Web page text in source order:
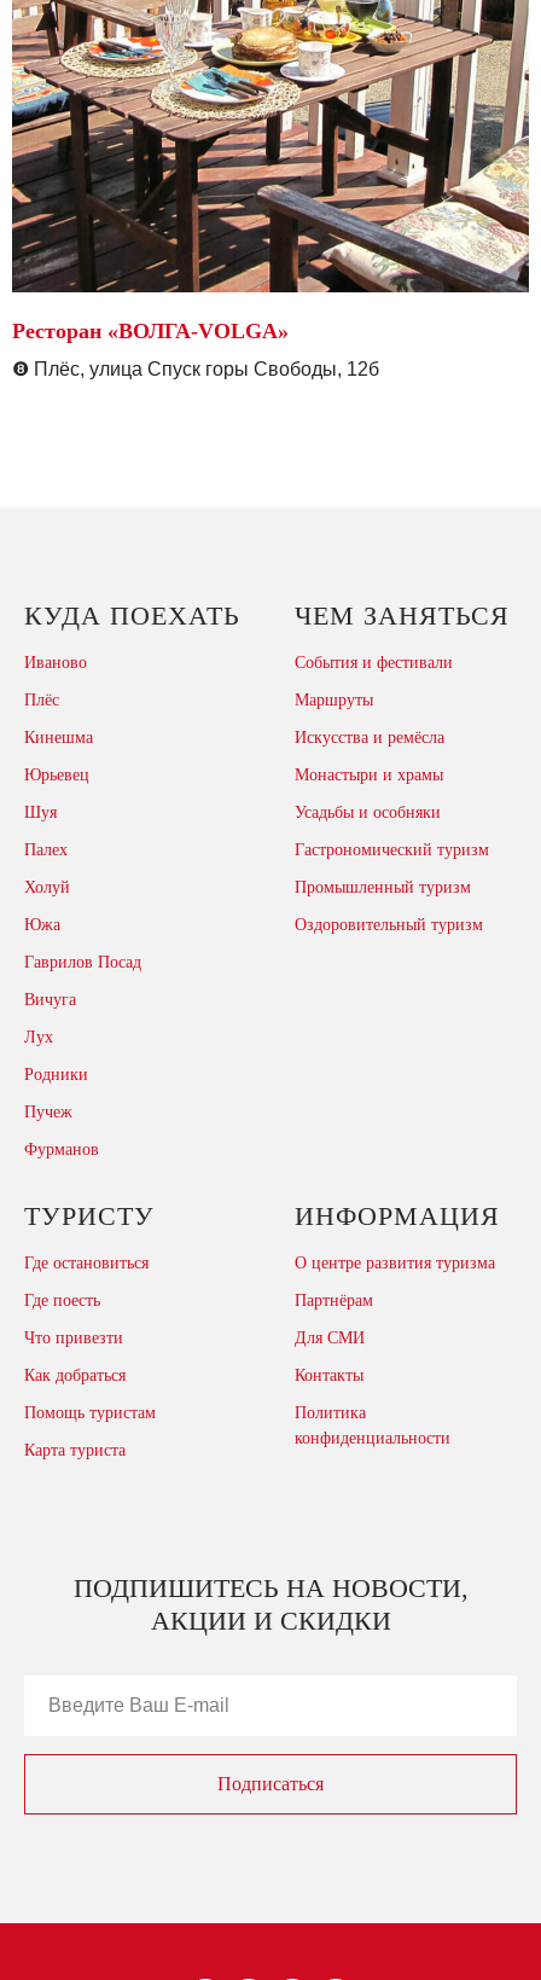
Ресторан «ВОЛГА-VOLGA»
❽ Плёс, улица Спуск горы Свободы, 12б
КУДА ПОЕХАТЬ
Иваново
Плёс
Кинешма
Юрьевец
Шуя
Палех
Холуй
Южа
Гаврилов Посад
Вичуга
Лух
Родники
Пучеж
Фурманов
ЧЕМ ЗАНЯТЬСЯ
События и фестивали
Маршруты
Искусства и ремёсла
Монастыри и храмы
Усадьбы и особняки
Гастрономический туризм
Промышленный туризм
Оздоровительный туризм
ТУРИСТУ
Где остановиться
Где поесть
Что привезти
Как добраться
Помощь туристам
Карта туриста
ИНФОРМАЦИЯ
О центре развития туризма
Партнёрам
Для СМИ
Контакты
Политика
конфиденциальности
ПОДПИШИТЕСЬ НА НОВОСТИ,
АКЦИИ И СКИДКИ
Подписаться